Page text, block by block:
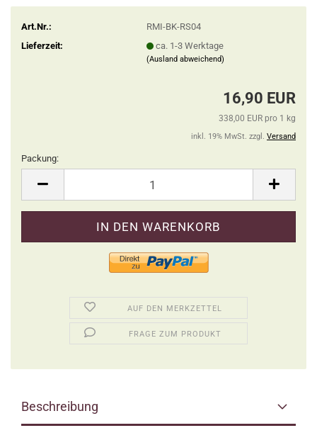
Art.Nr.:
RMI-BK-RS04
Lieferzeit:
ca. 1-3 Werktage
(Ausland abweichend)
16,90 EUR
338,00 EUR pro 1 kg
inkl. 19% MwSt. zzgl. Versand
Packung:
AUF DEN MERKZETTEL
FRAGE ZUM PRODUKT
Beschreibung